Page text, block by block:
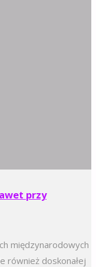
przy
międzynarodowych
również doskonałej